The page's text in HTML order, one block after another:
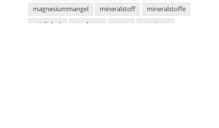
magnesiummangel
mineralstoff
mineralstoffe
müdigkeit
parabene
saunieren